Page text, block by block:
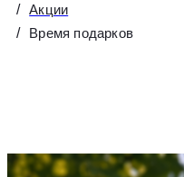
Акции
Время подарков